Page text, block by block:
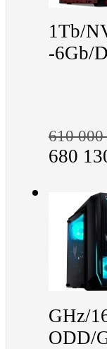
1Tb/
-6Gb/
610 000
680
GHz/
ODD/